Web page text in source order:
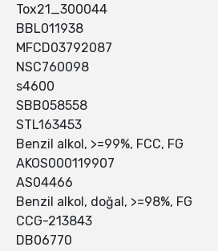
Tox21_300044
BBL011938
MFCD03792087
NSC760098
s4600
SBB058558
STL163453
Benzil alkol, >=99%, FCC, FG
AKOS000119907
AS04466
Benzil alkol, doğal, >=98%, FG
CCG-213843
DB06770